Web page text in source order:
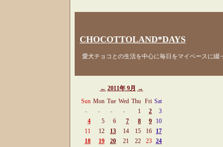
CHOCOTTOLAND*DAYS
愛犬チョコとの生活を中心に毎日をマイペースに綴
← 2011年 9月 →
Sun Mon Tue Wed Thu Fri Sat
-
- - - 1 2
3
4
5 6 7 8 9
10
11
12 13 14 15 16
17
18
19 20 21 22 23 24